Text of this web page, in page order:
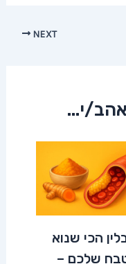
NEXT
י...
הכי שנוא
שלכם –